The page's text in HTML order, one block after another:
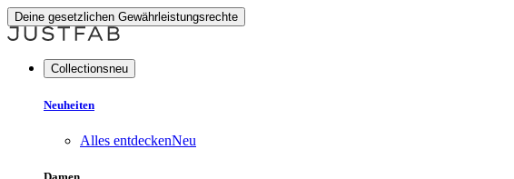
Deine gesetzlichen Gewährleistungsrechte
Collectionsneu
Neuheiten
Alles entdeckenNeu